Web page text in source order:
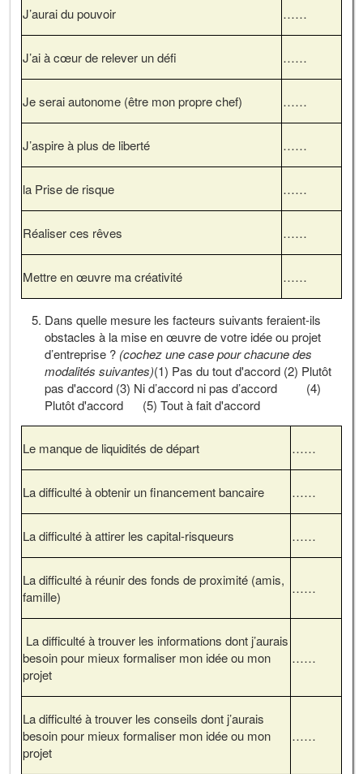
J’aurai du pouvoir ……
J’ai à cœur de relever un défi ……
Je serai autonome (être mon propre chef) ……
J’aspire à plus de liberté ……
la Prise de risque ……
Réaliser ces rêves ……
Mettre en œuvre ma créativité ……
Dans quelle mesure les facteurs suivants feraient-ils
obstacles à la mise en œuvre de votre idée ou projet
d’entreprise ? (cochez une case pour chacune des
modalités suivantes)(1) Pas du tout d'accord (2) Plutôt
pas d'accord (3) Ni d’accord ni pas d’accord (4)
Plutôt d'accord (5) Tout à fait d'accord
Le manque de liquidités de départ ……
La difficulté à obtenir un financement bancaire ……
La difficulté à attirer les capital-risqueurs ……
La difficulté à réunir des fonds de proximité (amis,
famille)
……
La difficulté à trouver les informations dont j’aurais
besoin pour mieux formaliser mon idée ou mon
projet
……
La difficulté à trouver les conseils dont j’aurais
besoin pour mieux formaliser mon idée ou mon
projet
……